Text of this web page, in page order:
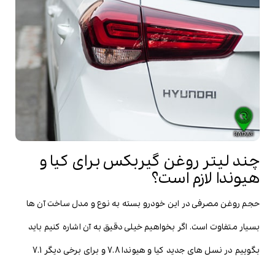
چند لیتر روغن گیربکس برای کیا و
هیوندا لازم است؟
حجم روغن مصرفی در این خودرو بسته به نوع و مدل ساخت آن ها
بسیار متفاوت است. اگر بخواهیم خیلی دقیق به آن اشاره کنیم باید
بگوییم در نسل های جدید کیا و هیوندا 7.8 و برای برخی دیگر 7.1